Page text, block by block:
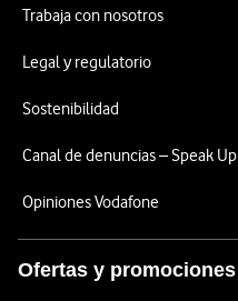
Trabaja con nosotros
Legal y regulatorio
Sostenibilidad
Canal de denuncias – Speak Up
Opiniones Vodafone
Ofertas y promociones